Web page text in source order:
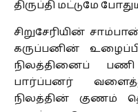
திருப்தி மட்டுமே
சிறுசேரியின்
கருப்பனின்
நிலத்தினைப்
பார்ப்பனர்
நிலத்தின் குணம்